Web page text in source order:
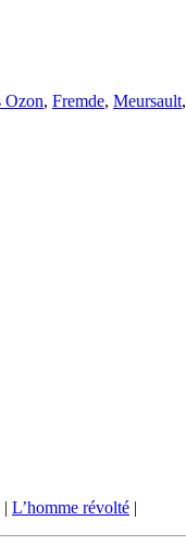
Ozon, Fremde, Meursault,
| L’homme révolté |